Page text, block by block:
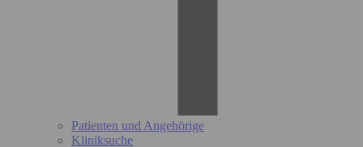
Patienten und Angehörige
Kliniksuche